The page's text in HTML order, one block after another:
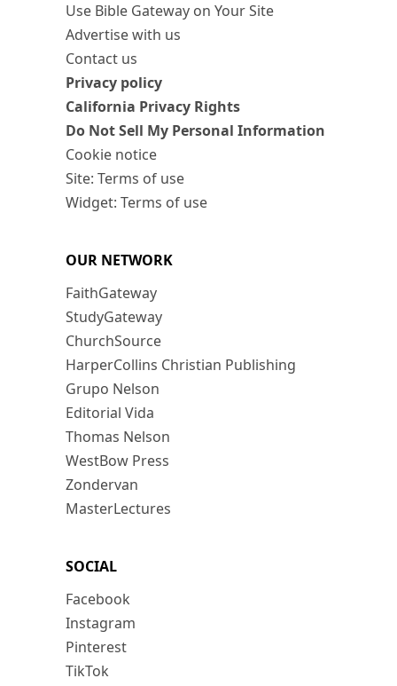
Use Bible Gateway on Your Site
Advertise with us
Contact us
Privacy policy
California Privacy Rights
Do Not Sell My Personal Information
Cookie notice
Site: Terms of use
Widget: Terms of use
OUR NETWORK
FaithGateway
StudyGateway
ChurchSource
HarperCollins Christian Publishing
Grupo Nelson
Editorial Vida
Thomas Nelson
WestBow Press
Zondervan
MasterLectures
SOCIAL
Facebook
Instagram
Pinterest
TikTok